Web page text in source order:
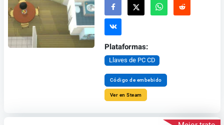
y una vi...
Plataformas:
Llaves de PC CD
Código de embebido
Ver en Steam